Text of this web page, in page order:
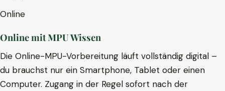
Online
Online mit MPU Wissen
Die Online-MPU-Vorbereitung läuft vollständig digital –
du brauchst nur ein Smartphone, Tablet oder einen
Computer. Zugang in der Regel sofort nach der